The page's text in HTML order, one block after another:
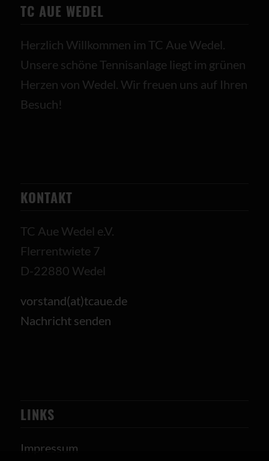
TC AUE WEDEL
Herzlich Willkommen im TC Aue Wedel.
Unsere schöne Tennisanlage liegt im grünen
Herzen von Wedel. Wir freuen uns auf Ihren
Besuch!
KONTAKT
TC Aue Wedel e.V.
Flerrentwiete 7
D-22880 Wedel
vorstand(at)tcaue.de
Nachricht senden
LINKS
Impressum